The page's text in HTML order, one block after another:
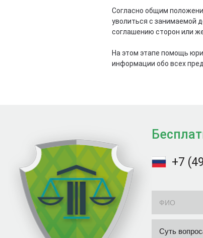
Согласно общим
уволиться с занимаемой
соглашению сторон или
На этом этапе помощь
информации обо всех
+7